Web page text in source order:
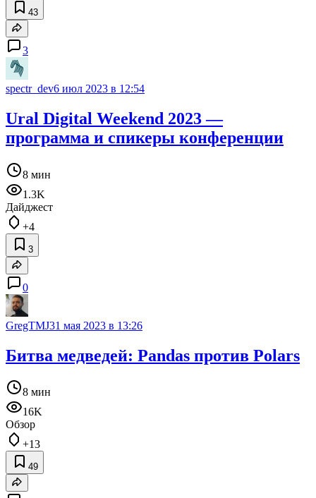
43
3
spectr_dev6 июл 2023 в 12:54
Ural Digital Weekend 2023 —
программа и спикеры конференции
8 мин
1.3K
Дайджест
+4
3
0
GregTMJ31 мая 2023 в 13:26
Битва медведей: Pandas против Polars
8 мин
16K
Обзор
+13
49